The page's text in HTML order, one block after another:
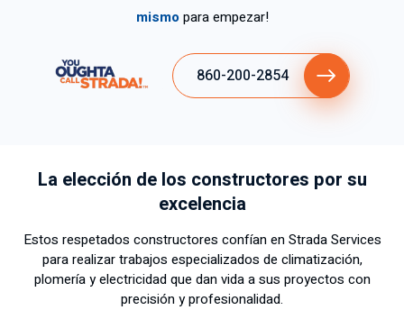
mismo para empezar!
860-200-2854
La elección de los constructores por su
excelencia
Estos respetados constructores confían en Strada Services
para realizar trabajos especializados de climatización,
plomería y electricidad que dan vida a sus proyectos con
precisión y profesionalidad.